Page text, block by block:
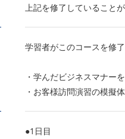
上記を修了していることが
学習者がこのコースを修
・学んだビジネスマナー
・お客様訪問演習の模擬
●1日目